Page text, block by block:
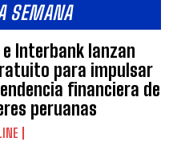
SEMANA
e Interbank lanzan
para impulsar
financiera de
peruanas